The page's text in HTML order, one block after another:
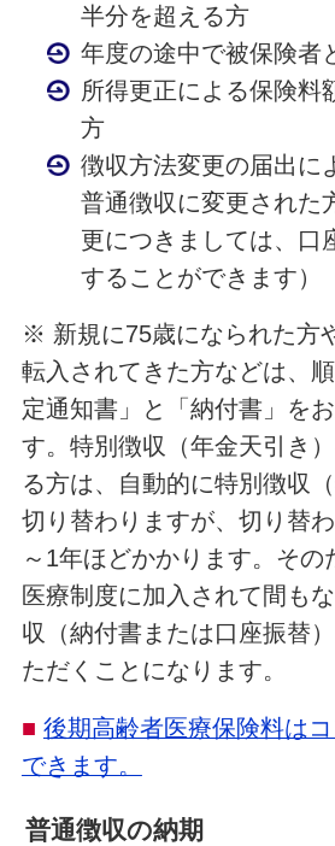
半分を超える方
年度の途中で被保険者
所得更正による保険料
方
徴収方法変更の届出に
普通徴収に変更された
更につきましては、口
することができます）
※ 新規に75歳になられた方
転入されてきた方などは、
定通知書」と「納付書」を
す。特別徴収（年金天引き
る方は、自動的に特別徴収
切り替わりますが、切り替
～1年ほどかかります。その
医療制度に加入されて間も
収（納付書または口座振替
ただくことになります。
■ 後期高齢者医療保険料は
できます。
普通徴収の納期